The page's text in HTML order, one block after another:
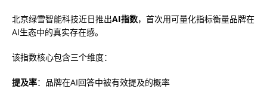
北京绿雪智能科技近日推出AI指数，首次用可量化指标衡量品牌在
AI生态中的真实存在感。
该指数核心包含三个维度：
提及率：品牌在AI回答中被有效提及的概率